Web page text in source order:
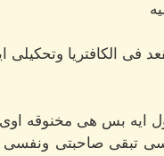
الكافتريا وتحكيلى
ايه بس هى مخنوقه
تبقى صاحبتى